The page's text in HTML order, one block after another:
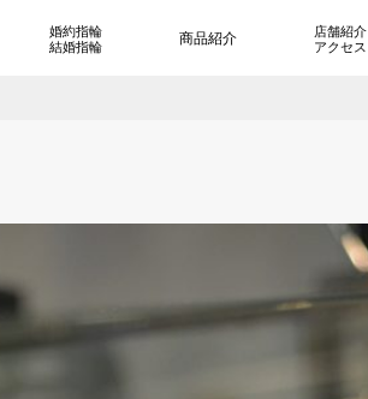
店舗紹介
アクセス
商品紹介
婚約指輪
結婚指輪